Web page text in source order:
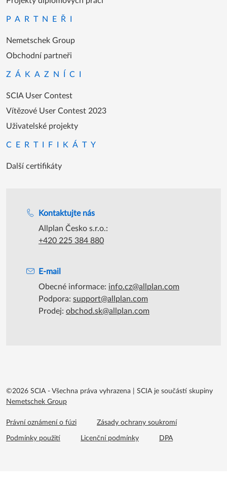
Kontaktujte nás
Allplan Česko s.r.o.:
+420 225 384 880
E-mail
Obecné informace: info.cz@allplan.com
Podpora: support@allplan.com
Prodej: obchod.sk@allplan.com
PARTNEŘI
Nemetschek Group
Obchodní partneři
ZÁKAZNÍCI
SCIA User Contest
Vítězové User Contest 2023
Uživatelské projekty
CERTIFIKÁTY
Další certifikáty
©2026 SCIA - Všechna práva vyhrazena
SCIA je součástí skupiny
Nemetschek Group
Footer menu extra
Právní oznámení o fúzi Zásady ochrany soukromí
Podmínky použití Licenční podmínky DPA